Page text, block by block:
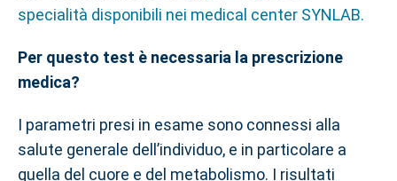
specialità disponibili nei medical center SYNLAB.
Per questo test è necessaria la prescrizione
medica?
I parametri presi in esame sono connessi alla
salute generale dell’individuo, e in particolare a
quella del cuore e del metabolismo. I risultati